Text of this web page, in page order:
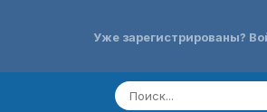
Уже зарегистрированы?